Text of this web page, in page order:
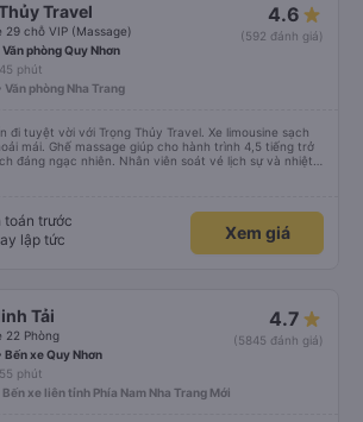
Travel
29 chỗ VIP (Massage)
4.6
(592 đánh giá)
Văn phòng Quy Nhơn
phút
Văn phòng Nha Trang
đi tuyệt vời với Trọng Thủy Travel. Xe limousine sạch
mái. Ghế massage giúp cho hành trình 4,5 tiếng trở
đáng ngạc nhiên. Nhân viên soát vé lịch sự và nhiệt
chuyên nghiệp, mọi thứ đều được tổ chức tốt. Các
suôn sẻ và không gặp rắc rối. Tôi rất hài lòng với công
chọn Trọng Thủy Travel một lần nữa. Rất đáng giới
toán trước
lập tức
Xem giá
Tải
22 Phòng
4.7
(5845 đánh giá)
Bến xe Quy Nhơn
phút
Bến xe liên tỉnh Phía Nam Nha Trang Mới